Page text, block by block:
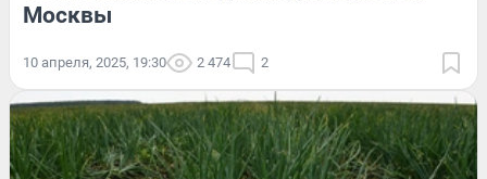
Москвы
10 апреля, 2025, 19:30 2 474 2